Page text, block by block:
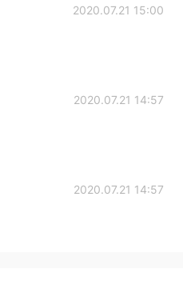
2020.07.21 15:00
2020.07.21 14:57
2020.07.21 14:57